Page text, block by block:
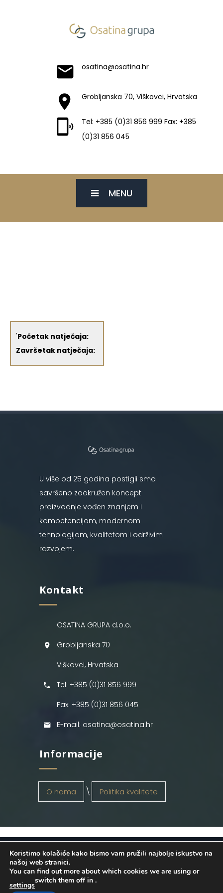
osatina@osatina.hr
Grobljanska 70, Viškovci, Hrvatska
Tel: +385 (0)31 856 999 Fax: +385
(0)31 856 045
MENU
'Početak natječaja:
Završetak natječaja:
U više od 25 godina postigli smo
savršeno zaokružen koncept
proizvodnje vođen znanjem i
kompetencijom, modernom
tehnologijom, kvalitetom i održivim
razvojem.
Kontakt
OSATINA GRUPA d.o.o.
Grobljanska 70
Viškovci, Hrvatska
Tel: +385 (0)31 856 999
Fax: +385 (0)31 856 045
E-mail: osatina@osatina.hr
Informacije
O nama Politika kvalitete
OSATINA GRUPA d.o.o. 2026
. Configured
byINFOS Osijek. Sva prava pridržana.
Koristimo kolačiće kako bismo vam pružili najbolje iskustvo na
našoj web stranici.
You can find out more about which cookies we are using or
switch them off in
settings
.